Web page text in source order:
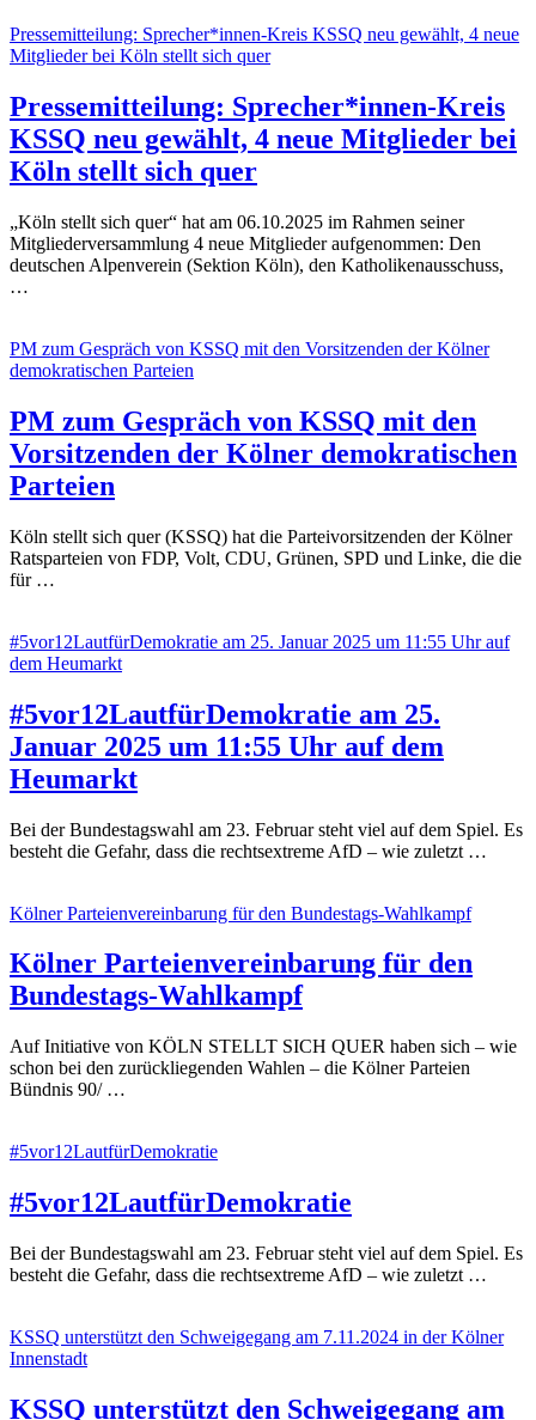
Pressemitteilung: Sprecher*innen-Kreis KSSQ neu gewählt, 4 neue
Mitglieder bei Köln stellt sich quer
Pressemitteilung: Sprecher*innen-Kreis
KSSQ neu gewählt, 4 neue Mitglieder bei
Köln stellt sich quer
„Köln stellt sich quer“ hat am 06.10.2025 im Rahmen seiner
Mitgliederversammlung 4 neue Mitglieder aufgenommen: Den
deutschen Alpenverein (Sektion Köln), den Katholikenausschuss,
…
PM zum Gespräch von KSSQ mit den Vorsitzenden der Kölner
demokratischen Parteien
PM zum Gespräch von KSSQ mit den
Vorsitzenden der Kölner demokratischen
Parteien
Köln stellt sich quer (KSSQ) hat die Parteivorsitzenden der Kölner
Ratsparteien von FDP, Volt, CDU, Grünen, SPD und Linke, die die
für …
#5vor12LautfürDemokratie am 25. Januar 2025 um 11:55 Uhr auf
dem Heumarkt
#5vor12LautfürDemokratie am 25.
Januar 2025 um 11:55 Uhr auf dem
Heumarkt
Bei der Bundestagswahl am 23. Februar steht viel auf dem Spiel. Es
besteht die Gefahr, dass die rechtsextreme AfD – wie zuletzt …
Kölner Parteienvereinbarung für den Bundestags-Wahlkampf
Kölner Parteienvereinbarung für den
Bundestags-Wahlkampf
Auf Initiative von KÖLN STELLT SICH QUER haben sich – wie
schon bei den zurückliegenden Wahlen – die Kölner Parteien
Bündnis 90/ …
#5vor12LautfürDemokratie
#5vor12LautfürDemokratie
Bei der Bundestagswahl am 23. Februar steht viel auf dem Spiel. Es
besteht die Gefahr, dass die rechtsextreme AfD – wie zuletzt …
KSSQ unterstützt den Schweigegang am 7.11.2024 in der Kölner
Innenstadt
KSSQ unterstützt den Schweigegang am